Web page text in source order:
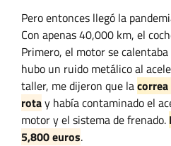
Pero entonces llegó la
Con apenas 40,000 km, el
Primero, el motor se
hubo un ruido metálico al
taller, me dijeron que la
rotay había contaminado el
motor y el sistema de frenado.
5,800 euros.